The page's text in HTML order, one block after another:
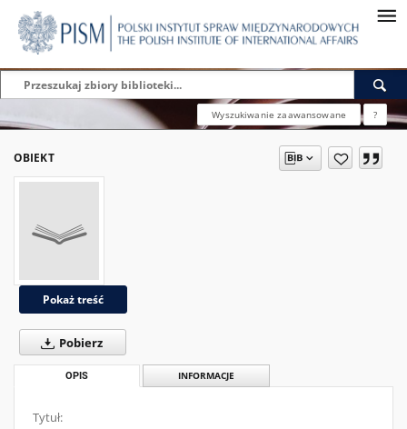
Wyszukiwanie zaawansowane ?
OBIEKT
Pokaż treść
Pobierz
OPIS INFORMACJE
Tytuł: